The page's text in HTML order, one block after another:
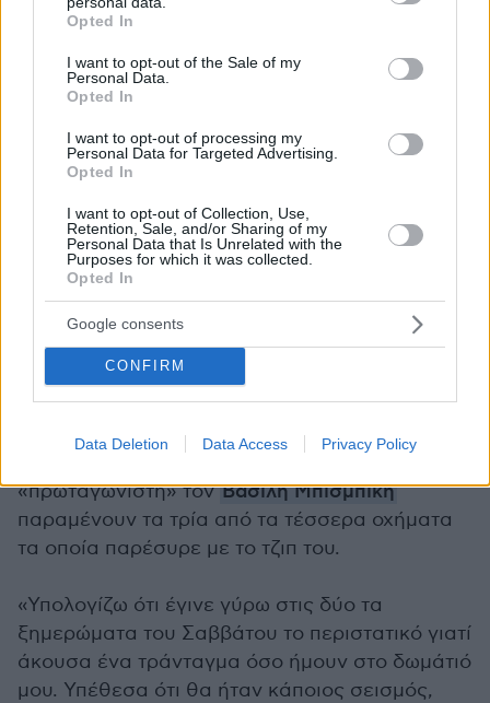
grant or deny consent to Google and its third-party tags to
use your data for below specified purposes in below Google
consent section.
Opted In
I want to opt-out of the Sale of my
Personal Data.
Opted In
I want to opt-out of processing my
Personal Data for Targeted Advertising.
Opted In
I want to opt-out of Collection, Use,
Retention, Sale, and/or Sharing of my
Personal Data that Is Unrelated with the
Purposes for which it was collected.
Opted In
Google consents
CONFIRM
Data Deletion Data Access Privacy Policy
«πρωταγωνιστή» τονΒασίλη Μπισμπίκη
παραμένουν τα τρία από τα τέσσερα οχήματα
τα οποία παρέσυρε με το τζιπ του.
«Υπολογίζω ότι έγινε γύρω στις δύο τα
ξημερώματα του Σαββάτου το περιστατικό γιατί
άκουσα ένα τράνταγμα όσο ήμουν στο δωμάτιό
μου. Υπέθεσα ότι θα ήταν κάποιος σεισμός,